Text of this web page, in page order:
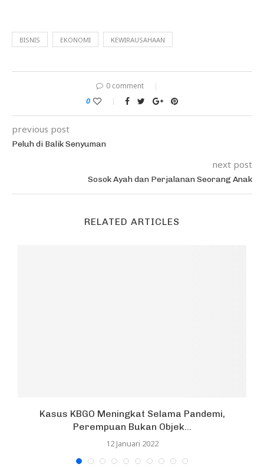
BISNIS EKONOMI KEWIRAUSAHAAN
0 comment
0
previous post
Peluh di Balik Senyuman
next post
Sosok Ayah dan Perjalanan Seorang Anak
RELATED ARTICLES
Kasus KBGO Meningkat Selama Pandemi,
Perempuan Bukan Objek...
12 Januari 2022